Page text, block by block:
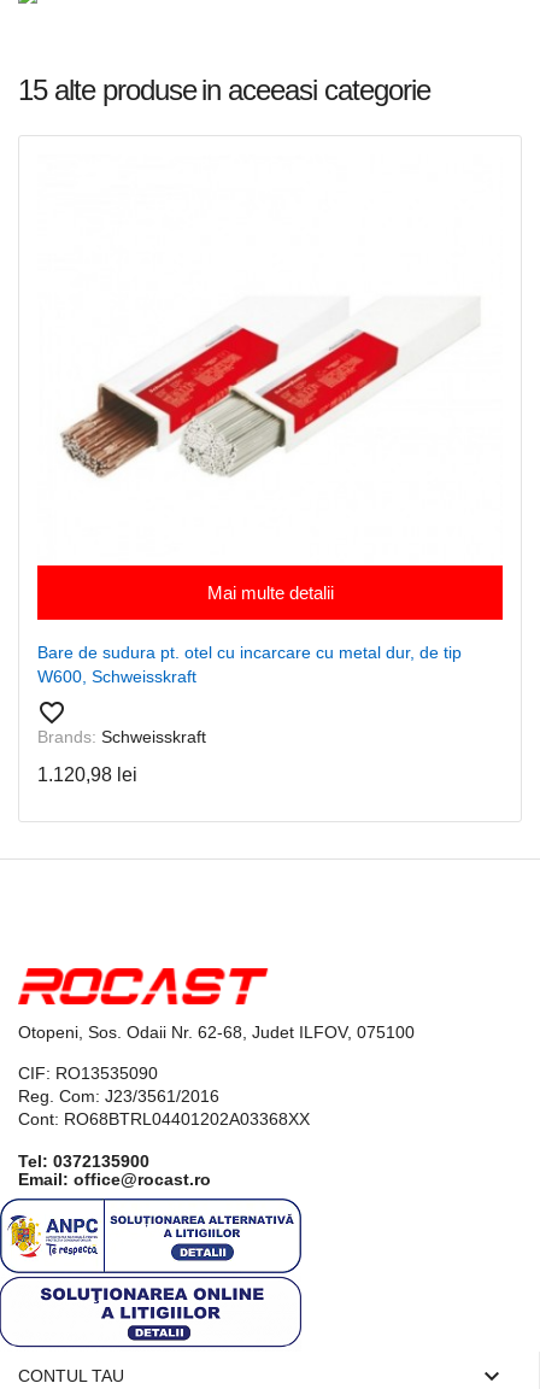
15 alte produsein aceeasi categorie
Mai multe detalii
Bare de sudura pt. otel cu incarcare cu metal dur, de tip
W600, Schweisskraft
favorite_border
Brands: Schweisskraft
1.120,98 lei
Otopeni, Sos. Odaii Nr. 62-68, Judet ILFOV, 075100
CIF: RO13535090
Reg. Com: J23/3561/2016
Cont: RO68BTRL04401202A03368XX
Tel: 0372135900
Email: office@rocast.ro
CONTUL TAU 